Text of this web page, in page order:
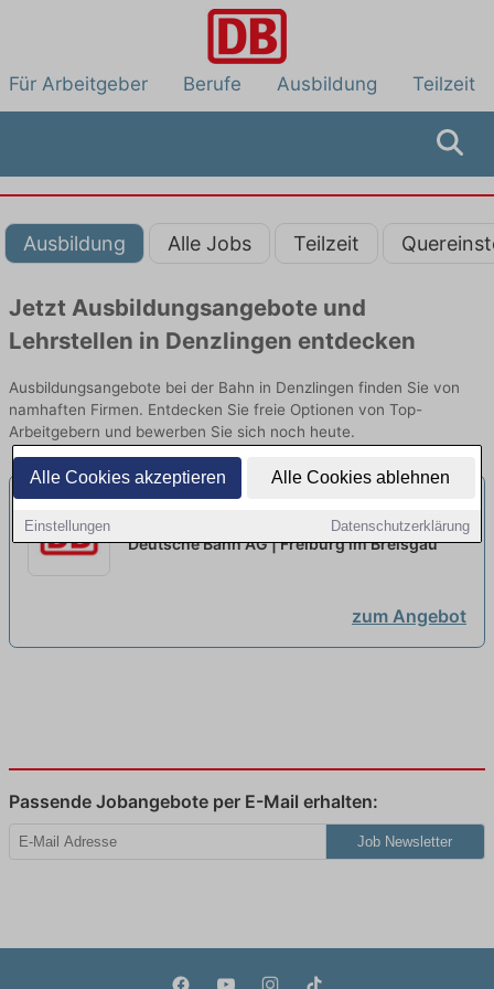
Alle Cookies akzeptieren Alle Cookies ablehnen
Einstellungen Datenschutzerklärung
Für Arbeitgeber Berufe Ausbildung Teilzeit
Ausbildung Alle Jobs Teilzeit
Jetzt Ausbildungsangebote und
Lehrstellen in Denzlingen entdecken
Ausbildungsangebote bei der Bahn in Denzlingen finden Sie von
namhaften Firmen. Entdecken Sie freie Optionen von Top-
Arbeitgebern und bewerben Sie sich noch heute.
auf ein Gaming Stipendium neu
Deutsche Bahn AG | Freiburg im Breisgau
zum Angebot
Passende Jobangebote per E-Mail erhalten:
Job Newsletter